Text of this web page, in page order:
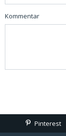
Kommentar
Pinterest